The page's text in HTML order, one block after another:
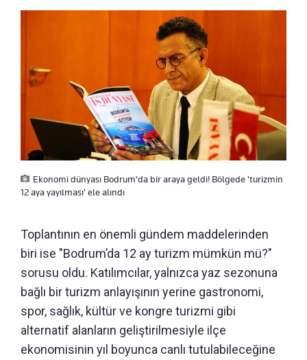
Ekonomi dünyası Bodrum'da bir araya geldi! Bölgede 'turizmin
12 aya yayılması' ele alındı
Toplantının en önemli gündem maddelerinden
biri ise "Bodrum’da 12 ay turizm mümkün mü?"
sorusu oldu. Katılımcılar, yalnızca yaz sezonuna
bağlı bir turizm anlayışının yerine gastronomi,
spor, sağlık, kültür ve kongre turizmi gibi
alternatif alanların geliştirilmesiyle ilçe
ekonomisinin yıl boyunca canlı tutulabileceğine